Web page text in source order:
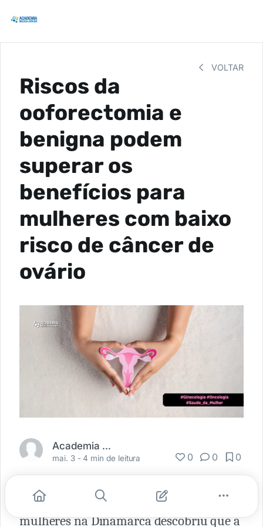
VOLTAR
Riscos da
ooforectomia e
benigna podem
superar os
benefícios para
mulheres com baixo
risco de câncer de
ovário
Academia Médica
mai. 3 -4 min de leitura 0 0 0
Um estudo emulado de mais de 140.000
mulheres na Dinamarca descobriu que a